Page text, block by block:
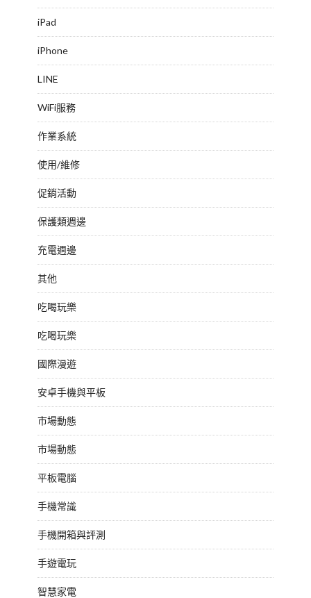
iPad
iPhone
LINE
WiFi服務
作業系統
使用/維修
促銷活動
保護類週邊
充電週邊
其他
吃喝玩樂
吃喝玩樂
國際漫遊
安卓手機與平板
市場動態
市場動態
平板電腦
手機常識
手機開箱與評測
手遊電玩
智慧家電